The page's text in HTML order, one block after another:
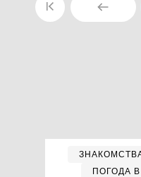
ПОГОДА